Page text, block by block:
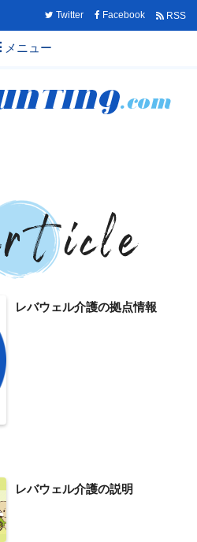
メニュー
Twitter Facebook RSS
レバウェル介護の拠点情報
レバウェル介護の説明